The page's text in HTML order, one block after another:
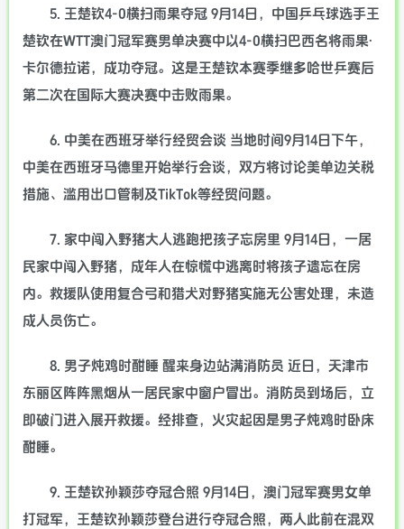
5. 王楚钦4-0横扫雨果夺冠 9月14日，中国乒乓球选手王
楚钦在WTT澳门冠军赛男单决赛中以4-0横扫巴西名将雨果·
卡尔德拉诺，成功夺冠。这是王楚钦本赛季继多哈世乒赛后
第二次在国际大赛决赛中击败雨果。
6. 中美在西班牙举行经贸会谈 当地时间9月14日下午，
中美在西班牙马德里开始举行会谈，双方将讨论美单边关税
措施、滥用出口管制及TikTok等经贸问题。
7. 家中闯入野猪大人逃跑把孩子忘房里 9月14日，一居
民家中闯入野猪，成年人在惊慌中逃离时将孩子遗忘在房
内。救援队使用复合弓和猎犬对野猪实施无公害处理，未造
成人员伤亡。
8. 男子炖鸡时酣睡 醒来身边站满消防员 近日，天津市
东丽区阵阵黑烟从一居民家中窗户冒出。消防员到场后，立
即破门进入展开救援。经排查，火灾起因是男子炖鸡时卧床
酣睡。
9. 王楚钦孙颖莎夺冠合照 9月14日，澳门冠军赛男女单
打冠军，王楚钦孙颖莎登台进行夺冠合照，两人此前在混双